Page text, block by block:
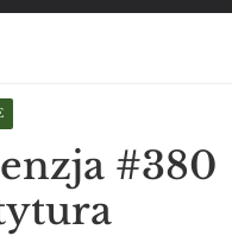
#380